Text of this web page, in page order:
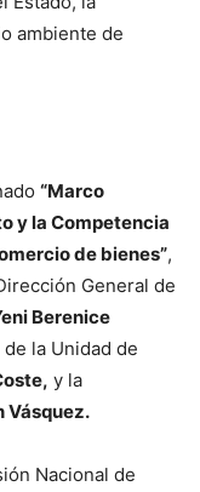
ambiente de
“Marco
y la Competencia
de bienes”,
General de
Berenice
la Unidad de
y la
Vásquez.
Nacional de